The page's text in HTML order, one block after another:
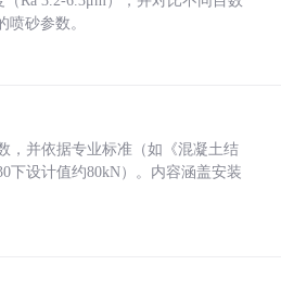
砂参数。
，并依据专业标准（如《混凝土结
下设计值约80kN）。内容涵盖安装